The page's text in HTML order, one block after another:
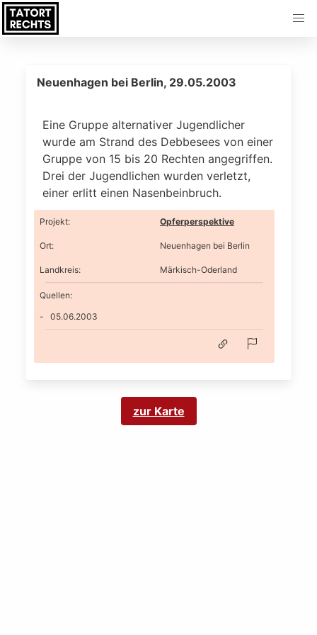
Neuenhagen bei Berlin, 29.05.2003
Eine Gruppe alternativer Jugendlicher
wurde am Strand des Debbesees von einer
Gruppe von 15 bis 20 Rechten angegriffen.
Drei der Jugendlichen wurden verletzt,
einer erlitt einen Nasenbeinbruch.
Projekt: Opferperspektive
Ort: Neuenhagen bei Berlin
Landkreis: Märkisch-Oderland
Quellen:
05.06.2003
zur Karte